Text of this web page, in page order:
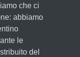
che ci
abbiamo
le
del